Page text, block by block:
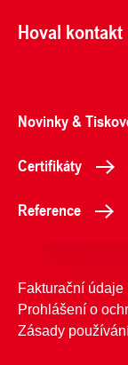
Hoval kontakt
Novinky &
Certifikáty
Reference
Fakturační údaje
Prohlášení o
Zásady